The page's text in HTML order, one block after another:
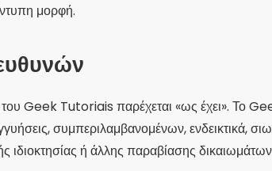
μορφή.
Geek Tutoriais παρέχεται «ως έχει». Το
συμπεριλαμβανομένων,
ιδιοκτησίας ή άλλης παραβίασης